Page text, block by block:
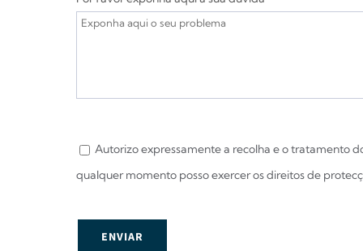
Autorizo expressamente a recolha e o tratamento
qualquer momento posso exercer os direitos de